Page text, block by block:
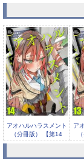
アオハルハラスメント
（分冊版） 【第14
話】
ア